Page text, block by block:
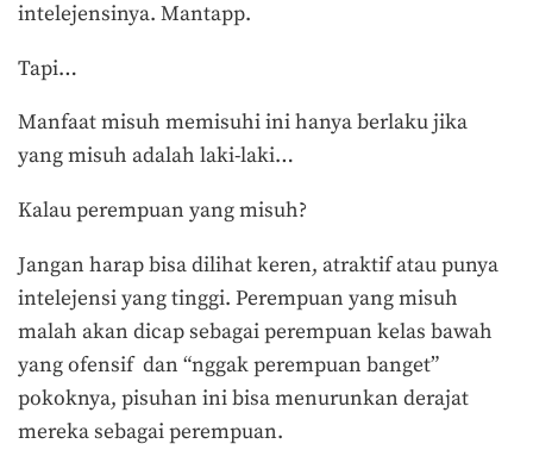
intelejensinya. Mantapp.
Tapi…
Manfaat misuh memisuhi ini hanya berlaku jika
yang misuh adalah laki-laki…
Kalau perempuan yang misuh?
Jangan harap bisa dilihat keren, atraktif atau punya
intelejensi yang tinggi. Perempuan yang misuh
malah akan dicap sebagai perempuan kelas bawah
yang ofensif dan “nggak perempuan banget”
pokoknya, pisuhan ini bisa menurunkan derajat
mereka sebagai perempuan.